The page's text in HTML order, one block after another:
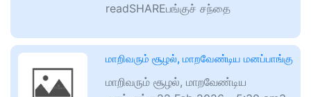
readSHAREபங்குச் சந்தை
மாறிவரும் சூழல், மாறவேண்டிய மனப்பாங்கு
மாறிவரும் சூழல், மாறவேண்டிய